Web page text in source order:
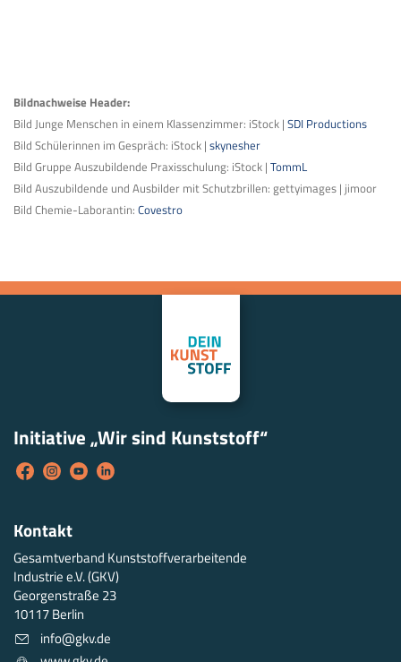
Bildnachweise Header:
Bild Junge Menschen in einem Klassenzimmer: iStock | SDI Productions
Bild Schülerinnen im Gespräch: iStock | skynesher
Bild Gruppe Auszubildende Praxisschulung: iStock | TommL
Bild Auszubildende und Ausbilder mit Schutzbrillen: gettyimages | jimoor
Bild Chemie-Laborantin: Covestro
Kontakt
Gesamtverband Kunststoffverarbeitende
Industrie e.V. (GKV)
Georgenstraße 23
10117 Berlin
info@gkv.de
Initiative „Wir sind Kunststoff“